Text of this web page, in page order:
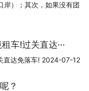
岸）；其次，如果没有团
车!过关直达···
直达免落车! 2024-07-12
？